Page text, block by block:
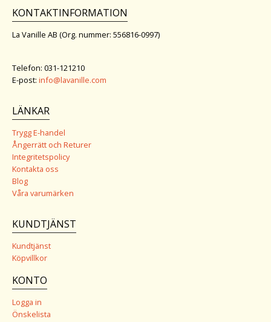
KONTAKTINFORMATION
La Vanille AB (Org. nummer: 556816-0997)
Telefon: 031-121210
E-post: info@lavanille.com
LÄNKAR
Trygg E-handel
Ångerrätt och Returer
Integritetspolicy
Kontakta oss
Blog
Våra varumärken
KUNDTJÄNST
Kundtjänst
Köpvillkor
KONTO
Logga in
Önskelista